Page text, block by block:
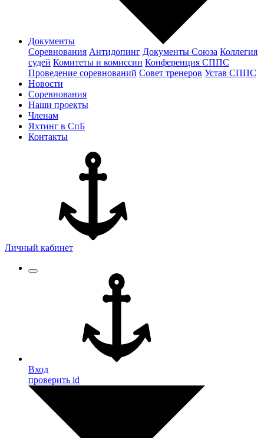
Документы
Соревнования Антидопинг Документы Cоюза Коллегия
судей Комитеты и комиссии Конференция СППС
Проведение соревнований Совет тренеров Устав СППС
Новости
Соревнования
Наши проекты
Членам
Яхтинг в СпБ
Контакты
Личный кабинет
Вход
проверить id